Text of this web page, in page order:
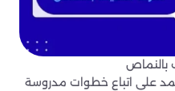
بالنماص
على اتباع خطوات مدروسة